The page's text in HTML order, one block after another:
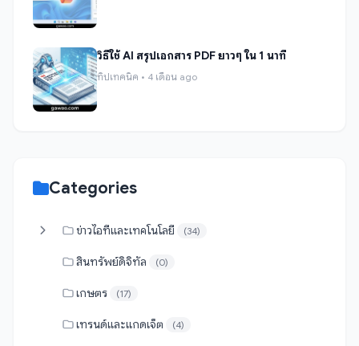
วิธีใช้ AI สรุปเอกสาร PDF ยาวๆ ใน 1 นาที
ทิปเทคนิค • 4 เดือน ago
Categories
ข่าวไอทีและเทคโนโลยี (34)
สินทรัพย์ดิจิทัล (0)
เกษตร (17)
เทรนด์และแกดเจ็ต (4)